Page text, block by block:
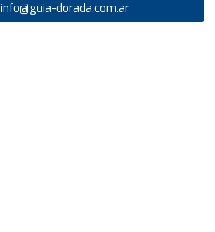
info@guia-dorada.com.ar